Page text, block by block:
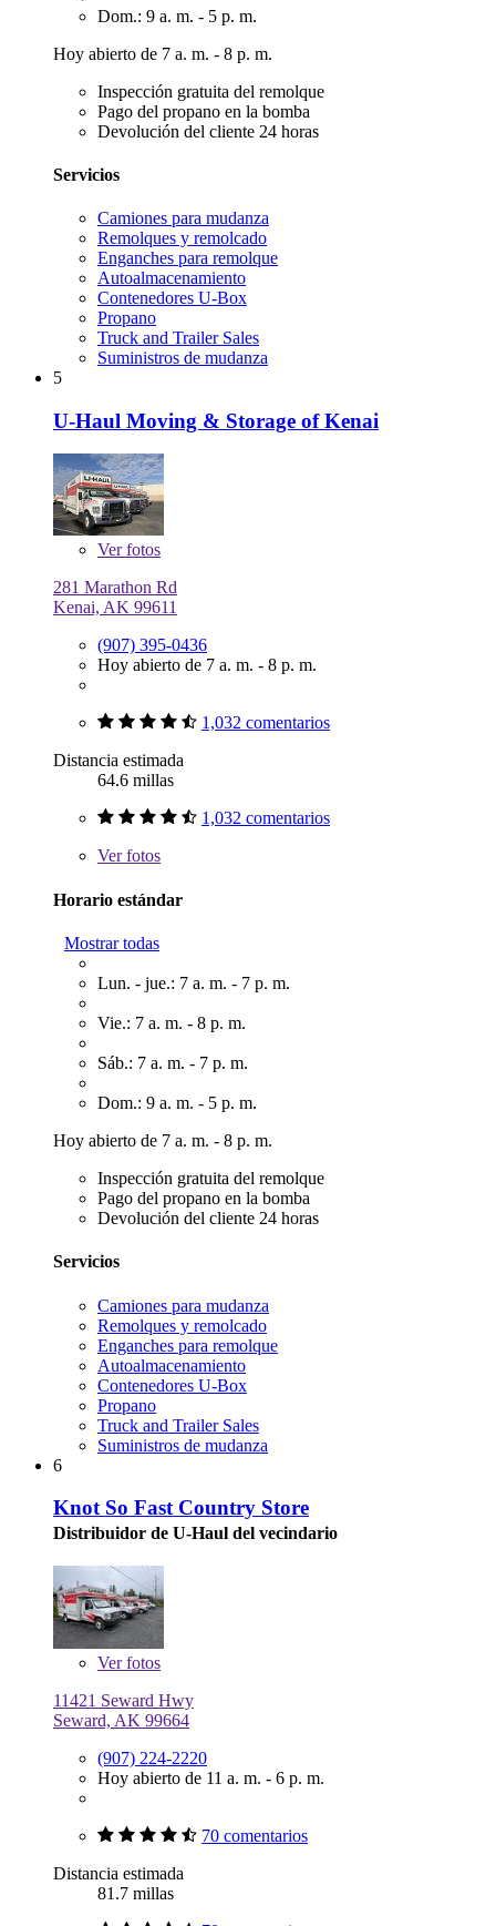
Dom.: 9 a. m. - 5 p. m.
Hoy abierto de 7 a. m. - 8 p. m.
Inspección gratuita del remolque
Pago del propano en la bomba
Devolución del cliente 24 horas
Servicios
Camiones para mudanza
Remolques y remolcado
Enganches para remolque
Autoalmacenamiento
Contenedores U-Box
Propano
Truck and Trailer Sales
Suministros de mudanza
5
U-Haul Moving & Storage of Kenai
Verfotos
281 Marathon Rd
Kenai, AK 99611
(907) 395-0436
Hoy abierto de 7 a. m. - 8 p. m.
1,032 comentarios
Distancia estimada
64.6 millas
1,032 comentarios
Verfotos
Horario estándar
Mostrar todas
Lun. - jue.: 7 a. m. - 7 p. m.
Vie.: 7 a. m. - 8 p. m.
Sáb.: 7 a. m. - 7 p. m.
Dom.: 9 a. m. - 5 p. m.
Hoy abierto de 7 a. m. - 8 p. m.
Inspección gratuita del remolque
Pago del propano en la bomba
Devolución del cliente 24 horas
Servicios
Camiones para mudanza
Remolques y remolcado
Enganches para remolque
Autoalmacenamiento
Contenedores U-Box
Propano
Truck and Trailer Sales
Suministros de mudanza
6
Knot So Fast Country Store
Distribuidor de U-Haul del vecindario
Verfotos
11421 Seward Hwy
Seward, AK 99664
(907) 224-2220
Hoy abierto de 11 a. m. - 6 p. m.
70 comentarios
Distancia estimada
81.7 millas